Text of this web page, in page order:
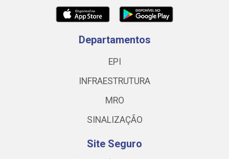
Departamentos
EPI
INFRAESTRUTURA
MRO
SINALIZAÇÃO
Site Seguro